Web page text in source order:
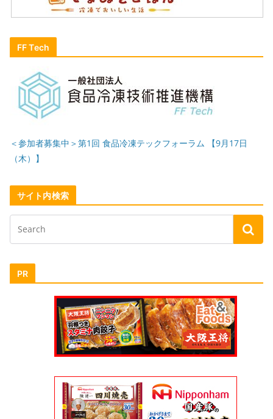
FF Tech
＜参加者募集中＞第1回 食品冷凍テックフォーラム 【9月17日
（木）】
サイト内検索
PR